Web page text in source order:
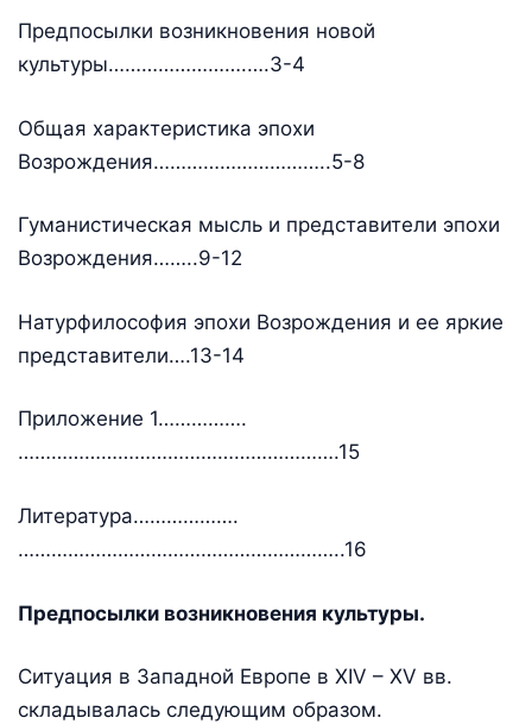
Предпосылки возникновения новой
культуры…………………….….3-4
Общая характеристика эпохи
Возрождения…………………………..5-8
Гуманистическая мысль и представители эпохи
Возрождения……..9-12
Натурфилософия эпохи Возрождения и ее яркие
представители….13-14
Приложение 1…………….
………………………………………………….15
Литература……………….
…………………………………………………..16
Предпосылки возникновения культуры.
Ситуация в Западной Европе в XIV – XV вв.
складывалась следующим образом.